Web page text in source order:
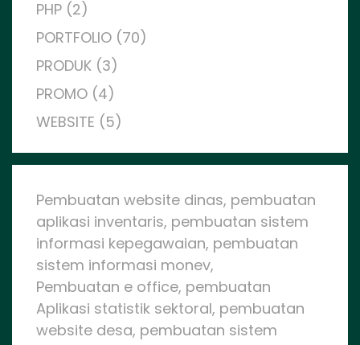
PHP (2)
PORTFOLIO (70)
PRODUK (3)
PROMO (4)
WEBSITE (5)
Pembuatan website dinas, pembuatan
aplikasi inventaris, pembuatan sistem
informasi kepegawaian, pembuatan
sistem informasi monev,
Pembuatan e office, pembuatan
Aplikasi statistik sektoral, pembuatan
website desa, pembuatan sistem